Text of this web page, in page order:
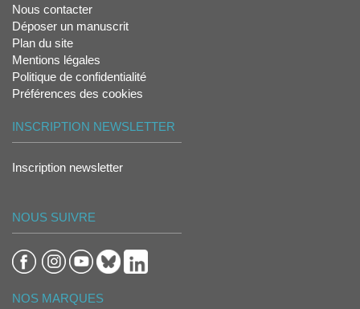
Nous contacter
Déposer un manuscrit
Plan du site
Mentions légales
Politique de confidentialité
Préférences des cookies
INSCRIPTION NEWSLETTER
Inscription newsletter
NOUS SUIVRE
NOS MARQUES